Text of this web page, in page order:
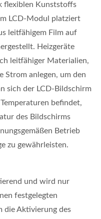
flexiblen Kunststoffs
LCD-Modul platziert
leitfähigem Film auf
Heizgeräte
leitfähiger Materialien,
Strom anlegen, um den
sich der LCD-Bildschirm
befindet,
des Bildschirms
Betrieb
zu gewährleisten.
und wird nur
festgelegten
die Aktivierung des